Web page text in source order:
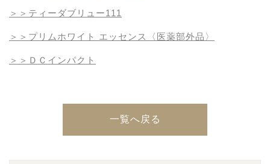
＞＞ティーダブリュー111
＞＞プリムホワイト エッセンス 〈医薬部外品〉
＞＞ＤＣインパクト
一覧へ戻る